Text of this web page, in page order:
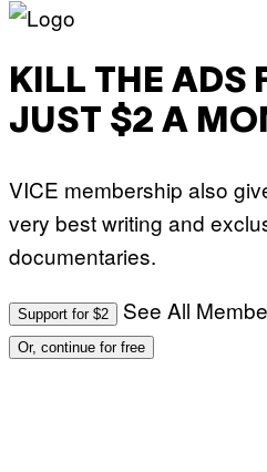
KILL THE ADS
JUST $2 A
VICE membership also
very best writing and
documentaries.
Support for $2 See All
Or, continue for free